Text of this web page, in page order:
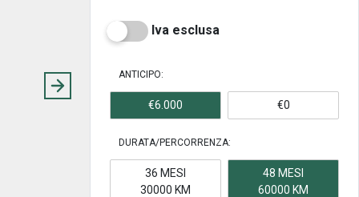
Iva esclusa
ANTICIPO:
€6.000 €0
DURATA/PERCORRENZA:
36 MESI
30000 KM
48 MESI
60000 KM